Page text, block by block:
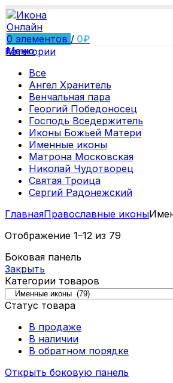
0 элементов / 0₽
Меню
Категории
Все
Ангел Хранитель
Венчальная пара
Георгий Победоносец
Господь Вседержитель
Иконы Божьей Матери
Именные иконы
Матрона Московская
Николай Чудотворец
Святая Троица
Сергий Радонежский
ГлавнаяПравославные иконы
Отображение 1–12 из 79
Боковая панель
Закрыть
Категории товаров
Статус товара
В продаже
В наличии
В обратном порядке
Открыть боковую панель